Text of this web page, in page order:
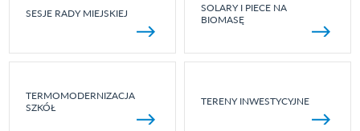
SESJE RADY MIEJSKIEJ
SOLARY I PIECE NA
BIOMASĘ
TERMOMODERNIZACJA
SZKÓŁ
TERENY INWESTYCYJNE